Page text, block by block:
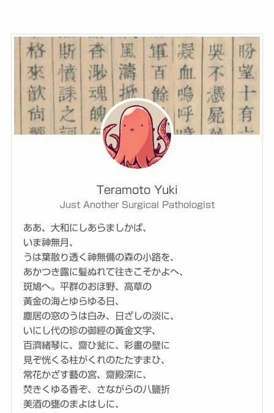
Teramoto Yuki
Just Another Surgical Pathologist
ああ、大和にしあらましかば、
いま神無月、
うは葉散り透く神無備の森の小路を、
あかつき露に髪ぬれて往きこそかよへ、
斑鳩へ。平群のおほ野、高草の
黃金の海とゆらゆる日、
塵居の窓のうは白み、日ざしの淡に、
いにし代の珍の御經の黃金文字、
百濟緒琴に、齋ひ瓮に、彩畫の壁に
見ぞ恍くる柱がくれのたたずまひ、
常花かざす藝の宮、齋殿深に、
焚きくゆる香ぞ、さながらの八鹽折
美酒の甕のまよはしに、